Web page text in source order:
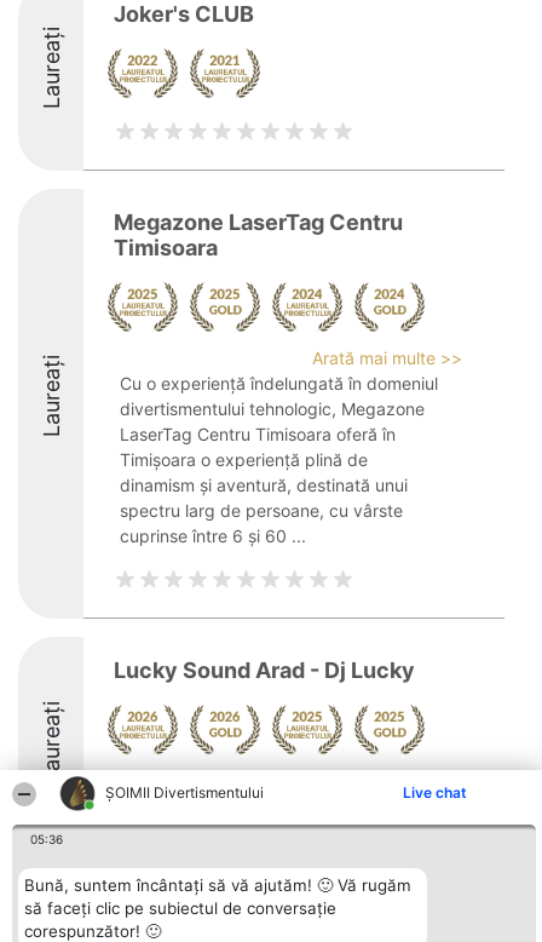
ŞOIMII Divertismentului Live chat
05:36
Bună, suntem încântați să vă ajutăm! 🙂 Vă rugăm
să faceți clic pe subiectul de conversație
corespunzător! 🙂
Laureați
Joker's CLUB
Laureați
Megazone LaserTag Centru
Timisoara
Arată mai multe >>
Cu o experiență îndelungată în domeniul
divertismentului tehnologic, Megazone
LaserTag Centru Timisoara oferă în
Timișoara o experiență plină de
dinamism și aventură, destinată unui
spectru larg de persoane, cu vârste
cuprinse între 6 și 60 ...
Laureați
Lucky Sound Arad - Dj Lucky
10
Organizator Ranking
BRIGHT SOLUTIONS BR SRL
Plebiscyt